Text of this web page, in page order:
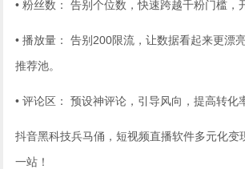
• 粉丝数： 告别个位数，快速跨越千粉门槛，
• 播放量： 告别200限流，让数据看起来更漂
推荐池。
• 评论区： 预设神评论，引导风向，提高转化
抖音黑科技兵马俑，短视频直播软件多元化变
一站！